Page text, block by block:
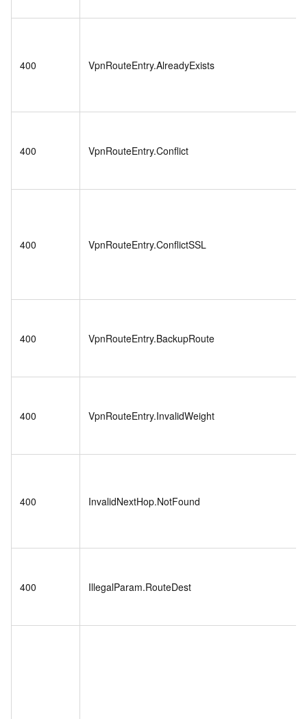
400 VpnRouteEntry.AlreadyExists
400 VpnRouteEntry.Conflict
400 VpnRouteEntry.ConflictSSL
400 VpnRouteEntry.BackupRoute
400 VpnRouteEntry.InvalidWeight
400 InvalidNextHop.NotFound
400 IllegalParam.RouteDest